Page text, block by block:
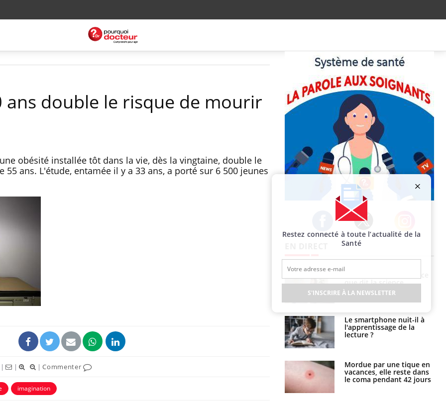
ans double le risque de mourir
obésité installée tôt dans la vie, dès la vingtaine, double le
55 ans. L'étude, entamée il y a 33 ans, a porté sur 6 500 jeunes
| | |Commenter
imagination
Facebook Twitter Instagram
elle enfin ?
Pourquoi votre ventre
gâche-t-il les premiers
que dit la science
Le smartphone nuit-il à
l'apprentissage de la
lecture ?
Mordue par une tique en
vacances, elle reste dans
le coma pendant 42 jours
Restez connecté à toute l’actualité de la
Santé
S'INSCRIRE À LA NEWSLETTER